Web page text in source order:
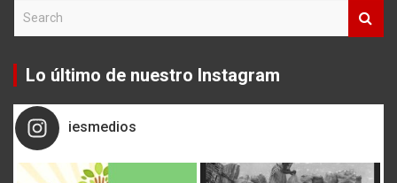
r
h
Lo último de nuestro Instagram
iesmedios